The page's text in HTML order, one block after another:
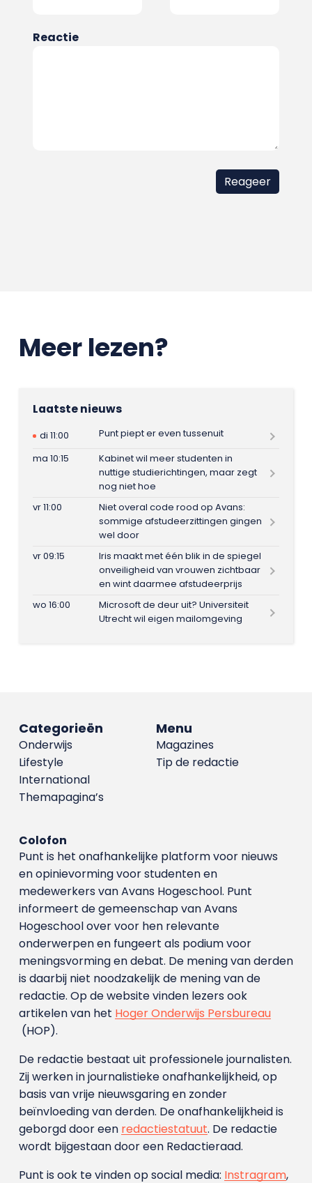
Reactie
Meer lezen?
Laatste nieuws
di 11:00
Punt piept er even tussenuit
ma 10:15
Kabinet wil meer studenten in
nuttige studierichtingen, maar zegt
nog niet hoe
vr 11:00
Niet overal code rood op Avans:
sommige afstudeerzittingen gingen
wel door
vr 09:15
Iris maakt met één blik in de spiegel
onveiligheid van vrouwen zichtbaar
en wint daarmee afstudeerprijs
wo 16:00
Microsoft de deur uit? Universiteit
Utrecht wil eigen mailomgeving
Menu
Magazines
Tip de redactie
Categorieën
Onderwijs
Lifestyle
International
Themapagina’s
Colofon
Punt is het onafhankelijke platform voor nieuws
en opinievorming voor studenten en
medewerkers van Avans Hoge­school. Punt
informeert de gemeenschap van Avans
Hogeschool over voor hen relevante
onderwerpen en fungeert als podium voor
meningsvorming en debat. De mening van derden
is daarbij niet noodzakelijk de mening van de
redactie. Op de website vinden lezers ook
artikelen van het Hoger Onderwijs Persbureau
(HOP).
De redactie bestaat uit professionele journalisten.
Zij werken in journalistieke onafhankelijkheid, op
basis van vrije nieuwsgaring en zonder
beïnvloeding van derden. De onafhankelijkheid is
geborgd door een redactiestatuut. De redactie
wordt bijgestaan door een Redactieraad.
Punt is ook te vinden op social media: Instragram,